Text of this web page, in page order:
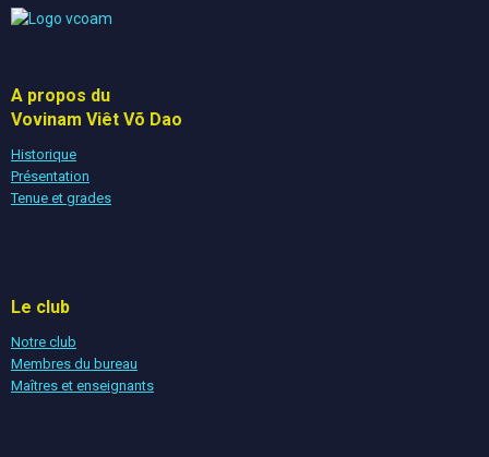
A propos du
Vovinam Viêt Võ Dao
Historique
Présentation
Tenue et grades
Le club
Notre club
Membres du bureau
Maîtres et enseignants